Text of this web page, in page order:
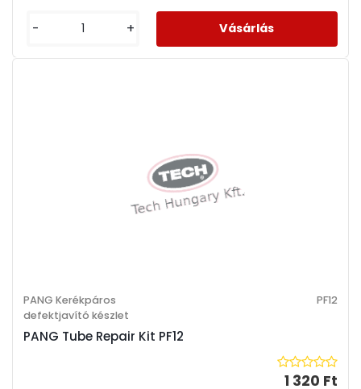
- +
PANG Tube Repair Kit PF12
PANG Kerékpáros
defektjavító készlet
PF12
1 320 Ft